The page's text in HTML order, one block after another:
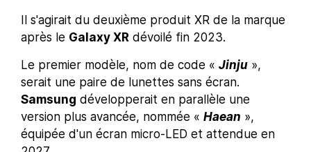
Il s'agirait du deuxième produit XR de la marque
après le Galaxy XR dévoilé fin 2023.
Le premier modèle, nom de code « Jinju »,
serait une paire de lunettes sans écran.
Samsung développerait en parallèle une
version plus avancée, nommée « Haean »,
équipée d'un écran micro-LED et attendue en